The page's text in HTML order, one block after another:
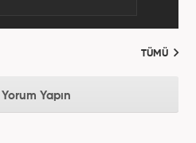
TÜMÜ
Yorum Yapın